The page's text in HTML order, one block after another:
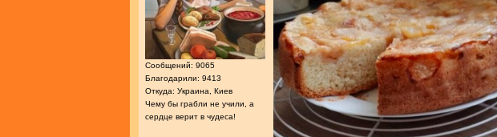
Сообщений: 9065
Благодарили: 9413
Откуда: Украина, Киев
Чему бы грабли не учили, а
сердце верит в чудеса!